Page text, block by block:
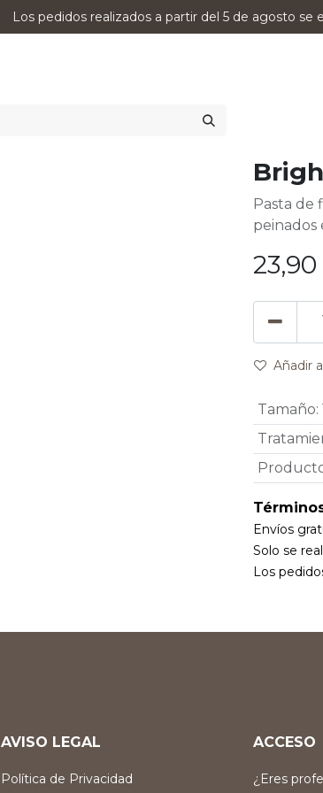
Los pedidos realizados a partir del 5 de agosto se
Pasta de
peinados
23,90
Añadir
Tamaño:
Envíos
Solo se
Los
AVISO LEGAL
Política de Privacidad
ACCESO
¿Eres